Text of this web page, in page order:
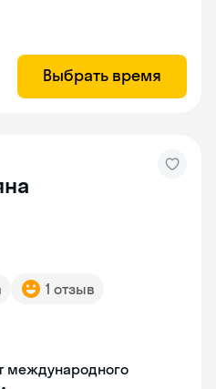
Выбрать время
1 отзыв
международного